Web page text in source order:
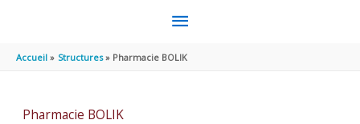
MENU
PRINCIPAL
Accueil Structures Pharmacie BOLIK
Pharmacie BOLIK